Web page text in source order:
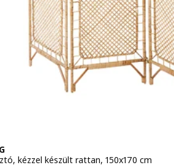
kézzel készült rattan, 150x170 cm